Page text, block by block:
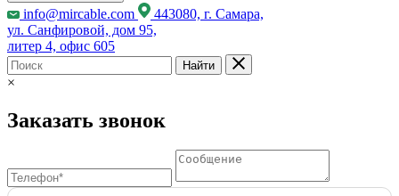
info@mircable.com
443080, г. Самара,
ул. Санфировой, дом 95,
литер 4, офис 605
Найти
×
Заказать звонок